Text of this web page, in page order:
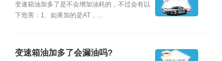
变速箱油加多了是不会增加油耗的，不过会有以
下危害：1、如果加的是AT，...
变速箱油加多了会漏油吗?